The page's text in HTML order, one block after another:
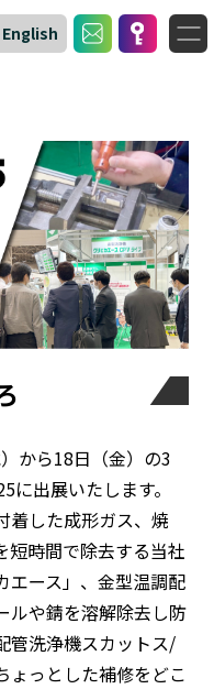
English
から18日（金）の3
に出展いたします。
着した成形ガス、焼
短時間で除去する当社
エース」、金型温調配
ルや錆を溶解除去し防
管洗浄機スカットス/
ょっとした補修をどこ